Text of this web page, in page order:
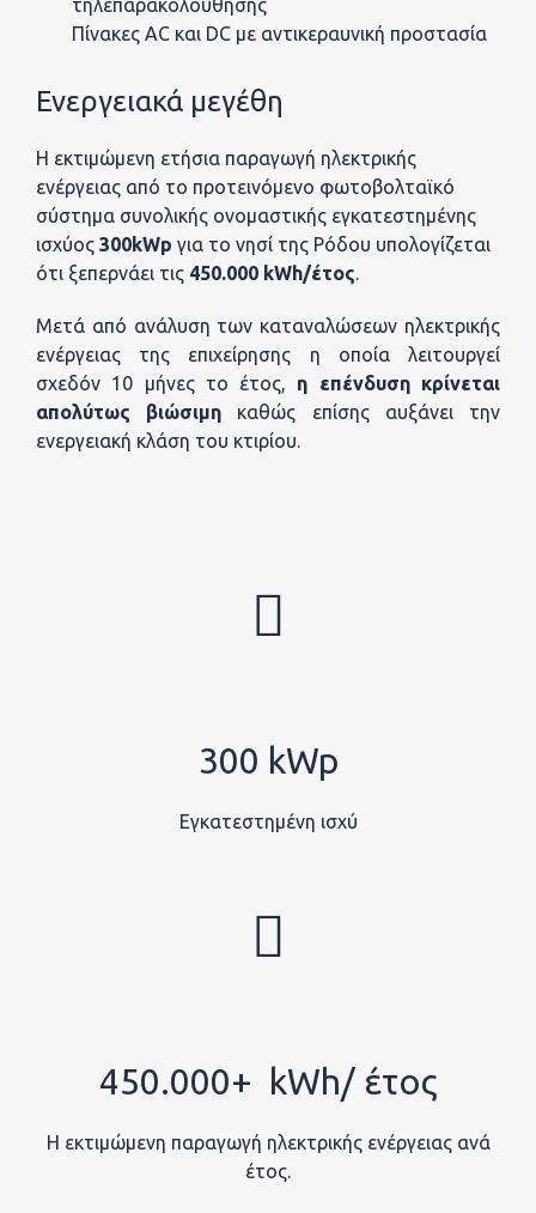
τηλεπαρακολούθησης
Πίνακες AC και DC με αντικεραυνική προστασία
Ενεργειακά μεγέθη
Η εκτιμώμενη ετήσια παραγωγή ηλεκτρικής
ενέργειας από το προτεινόμενο φωτοβολταϊκό
σύστημα συνολικής ονομαστικής εγκατεστημένης
ισχύος 300kWp για το νησί της Ρόδου υπολογίζεται
ότι ξεπερνάει τις 450.000 kWh/έτος.
Μετά από ανάλυση των καταναλώσεων ηλεκτρικής
ενέργειας της επιχείρησης η οποία λειτουργεί
σχεδόν 10 μήνες το έτος, η επένδυση κρίνεται
απολύτως βιώσιμη καθώς επίσης αυξάνει την
ενεργειακή κλάση του κτιρίου.
300 kWp
Εγκατεστημένη ισχύ
450.000+ kWh/ έτος
Η εκτιμώμενη παραγωγή ηλεκτρικής ενέργειας ανά
έτος.